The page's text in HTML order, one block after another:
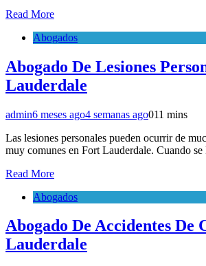
Read More
Abogados
Abogado De Lesiones
Lauderdale
admin6 meses ago4 semanas ago011 mins
Las lesiones personales pueden ocurrir de
muy comunes en Fort Lauderdale. Cuando
Read More
Abogados
Abogado De Accidentes De
Lauderdale